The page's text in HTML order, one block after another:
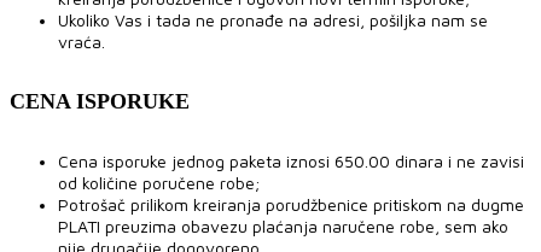
Ukoliko Vas i tada ne pronađe na adresi, pošiljka nam se
vraća.
CENA ISPORUKE
Cena isporuke jednog paketa iznosi 650.00 dinara i ne zavisi
od količine poručene robe;
Potrošač prilikom kreiranja porudžbenice pritiskom na dugme
PLATI preuzima obavezu plaćanja naručene robe, sem ako
nije drugačije dogovoreno.